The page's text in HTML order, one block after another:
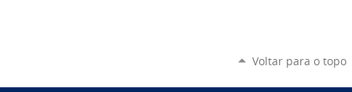
Voltar para o topo